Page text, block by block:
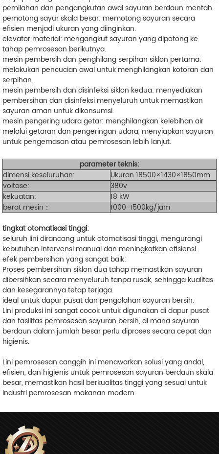
pemilahan dan pengangkutan awal sayuran berdaun mentah.
pemotong sayur skala besar: memotong sayuran secara
efisien menjadi ukuran yang diinginkan.
elevator material: mengangkut sayuran yang dipotong ke
tahap pemrosesan berikutnya.
mesin pembersih dan penghilang serpihan siklon pertama:
melakukan pencucian awal untuk menghilangkan kotoran dan
serpihan.
mesin pembersih dan disinfeksi siklon kedua: menyediakan
pembersihan dan disinfeksi menyeluruh untuk memastikan
sayuran aman untuk dikonsumsi.
mesin pengering udara getar: menghilangkan kelebihan air
melalui getaran dan pengeringan udara, menyiapkan sayuran
untuk pengemasan atau pemrosesan lebih lanjut.
parameter teknis:
dimensi keseluruhan:
Ukuran 18500×1430×1850mm
voltase:
380v
kekuatan:
18 kW
berat mesin：
1000-1500kg/jam
tingkat otomatisasi tinggi:
seluruh lini dirancang untuk otomatisasi tinggi, mengurangi
kebutuhan intervensi manual dan meningkatkan efisiensi.
efek pembersihan yang sangat baik:
Proses pembersihan siklon dua tahap memastikan sayuran
dibersihkan secara menyeluruh tanpa rusak, sehingga kualitas
dan kesegarannya tetap terjaga.
ideal untuk dapur pusat dan pengolahan sayuran bersih:
Lini produksi ini sangat cocok untuk digunakan di dapur pusat
dan fasilitas pemrosesan sayuran bersih, di mana sayuran
berdaun dalam jumlah besar perlu diproses secara cepat dan
higienis.
Lini pemrosesan canggih ini menawarkan solusi yang andal,
efisien, dan higienis untuk pemrosesan sayuran berdaun skala
besar, memastikan hasil berkualitas tinggi yang sesuai untuk
industri pemrosesan makanan modern.